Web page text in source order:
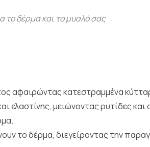
το δέρμα και το μυαλό σας
αφαιρώντας κατεστραμμένα
ελαστίνης, μειώνοντας ρυτίδες και
το δέρμα, διεγείροντας την